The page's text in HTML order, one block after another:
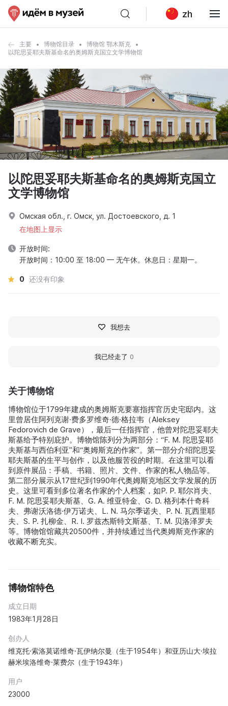
zh
主要 博物馆目录
博物馆 鄂木斯克
以陀思妥耶夫斯基命名的奥姆斯克国立文学博物馆
关于博物馆
博物馆位于1799年建成的奥姆斯克要塞指挥官历史宅邸内。这
里曾居住阿列克谢·费多罗维奇·德·格拉韦（Aleksey
Fedorovich de Grave），最后一任指挥官，他曾对陀思妥耶夫
斯基给予特别庇护。博物馆陈列分为两部分：“F. M. 陀思妥耶
夫斯基与西伯利亚”和“奥姆斯克的作家”。第一部分介绍陀思妥
耶夫斯基的生平与创作，以及他服苦役的时期。在这里可以看
到原件展品：手稿、书籍、照片、文件、作家的私人物品等。
第二部分展示从17世纪到1990年代奥姆斯克地区文学发展的历
史。这里可看到多位著名作家的个人档案，如P. P. 耶尔肖夫、
F. M. 陀思妥耶夫斯基、G. A. 维亚特金、G. D. 格列本什奇科
夫、弗谢沃洛德·伊万诺夫、L. N. 马尔季诺夫、P. N. 瓦西里耶
夫、S. P. 扎柳金、R. I. 罗兹杰斯特文斯基、T. M. 贝洛泽罗夫
等。博物馆馆藏共20500件，并持续通过当代奥姆斯克作家的
收藏不断充实。
博物馆特色
成立日期
1983年1月28日
创办人
维克托·索洛莫诺维奇·瓦伊纳尔曼（生于1954年）和亚历山大·埃拉
赫米埃洛维奇·莱费尔（生于1943年）
用户
23000
以陀思妥耶夫斯基命名的奥姆斯克国立
文学博物馆
Омская обл., г. Омск, ул. Достоевского, д. 1
在地图上显示
开放时间:
开放时间：10:00 至 18:00 — 无午休。休息日：星期一。
0 还没有印象
我想去
我已经走了 0